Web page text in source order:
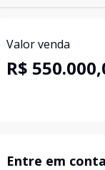
Valor venda
R$
Entre em